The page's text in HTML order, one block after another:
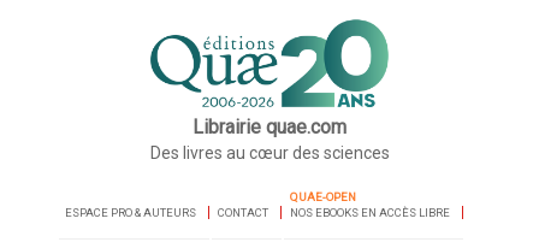
Librairie quae.com
Des livres au cœur des sciences
ESPACE PRO & AUTEURS CONTACT
QUAE-OPEN
NOS EBOOKS EN ACCÈS LIBRE